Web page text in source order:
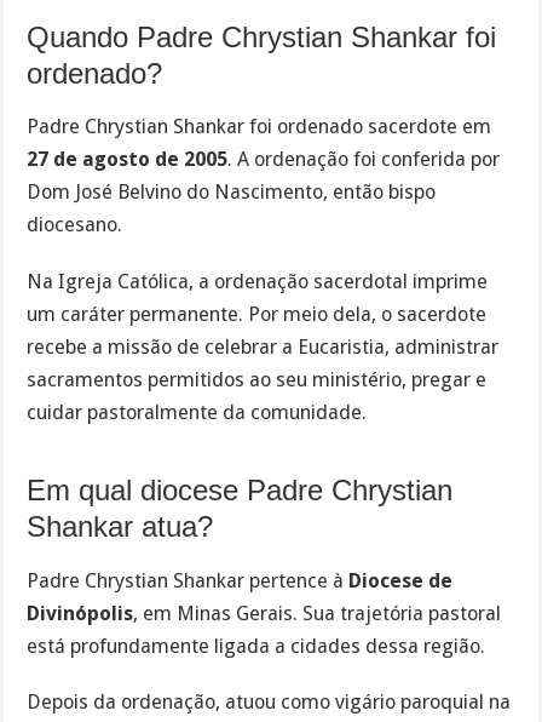
Quando Padre Chrystian Shankar foi
ordenado?
Padre Chrystian Shankar foi ordenado sacerdote em
27 de agosto de 2005. A ordenação foi conferida por
Dom José Belvino do Nascimento, então bispo
diocesano.
Na Igreja Católica, a ordenação sacerdotal imprime
um caráter permanente. Por meio dela, o sacerdote
recebe a missão de celebrar a Eucaristia, administrar
sacramentos permitidos ao seu ministério, pregar e
cuidar pastoralmente da comunidade.
Em qual diocese Padre Chrystian
Shankar atua?
Padre Chrystian Shankar pertence à Diocese de
Divinópolis, em Minas Gerais. Sua trajetória pastoral
está profundamente ligada a cidades dessa região.
Depois da ordenação, atuou como vigário paroquial na